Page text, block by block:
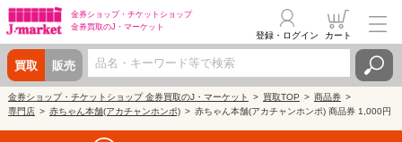
金券ショップ・ チケットショップ
金券買取のJ・マーケット
買取 販売
登録・ログイン カート
金券ショップ・チケットショップ 金券買取のJ・マーケット 買取TOP
商品券
専門店
赤ちゃん本舗(アカチャンホンポ) 赤ちゃん本舗(アカチャンホンポ) 商品券 1,000円